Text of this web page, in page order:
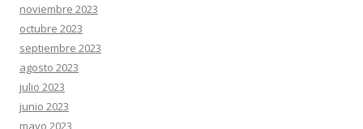
noviembre 2023
octubre 2023
septiembre 2023
agosto 2023
julio 2023
junio 2023
mayo 2023